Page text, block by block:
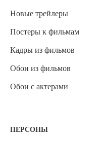
Новые трейлеры
Постеры к фильмам
Кадры из фильмов
Обои из фильмов
Обои с актерами
ПЕРСОНЫ